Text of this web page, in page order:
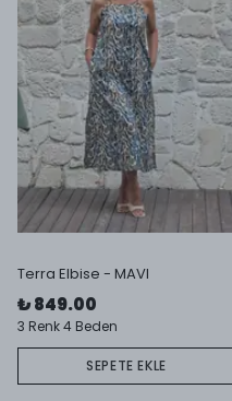
Terra Elbise - MAVI
₺ 849.00
3 Renk 4 Beden
SEPETE EKLE